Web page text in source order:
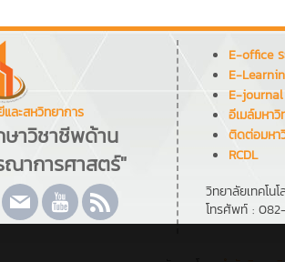
และสหวิทยาการ
าวิชาชีพด้าน
ณาการศาสตร์"
E-office
E-
E-
อีเมล์มหา
ติดต่อมหา
RCDL
วิทยาลัยเทคโ
โทรศัพท์ :